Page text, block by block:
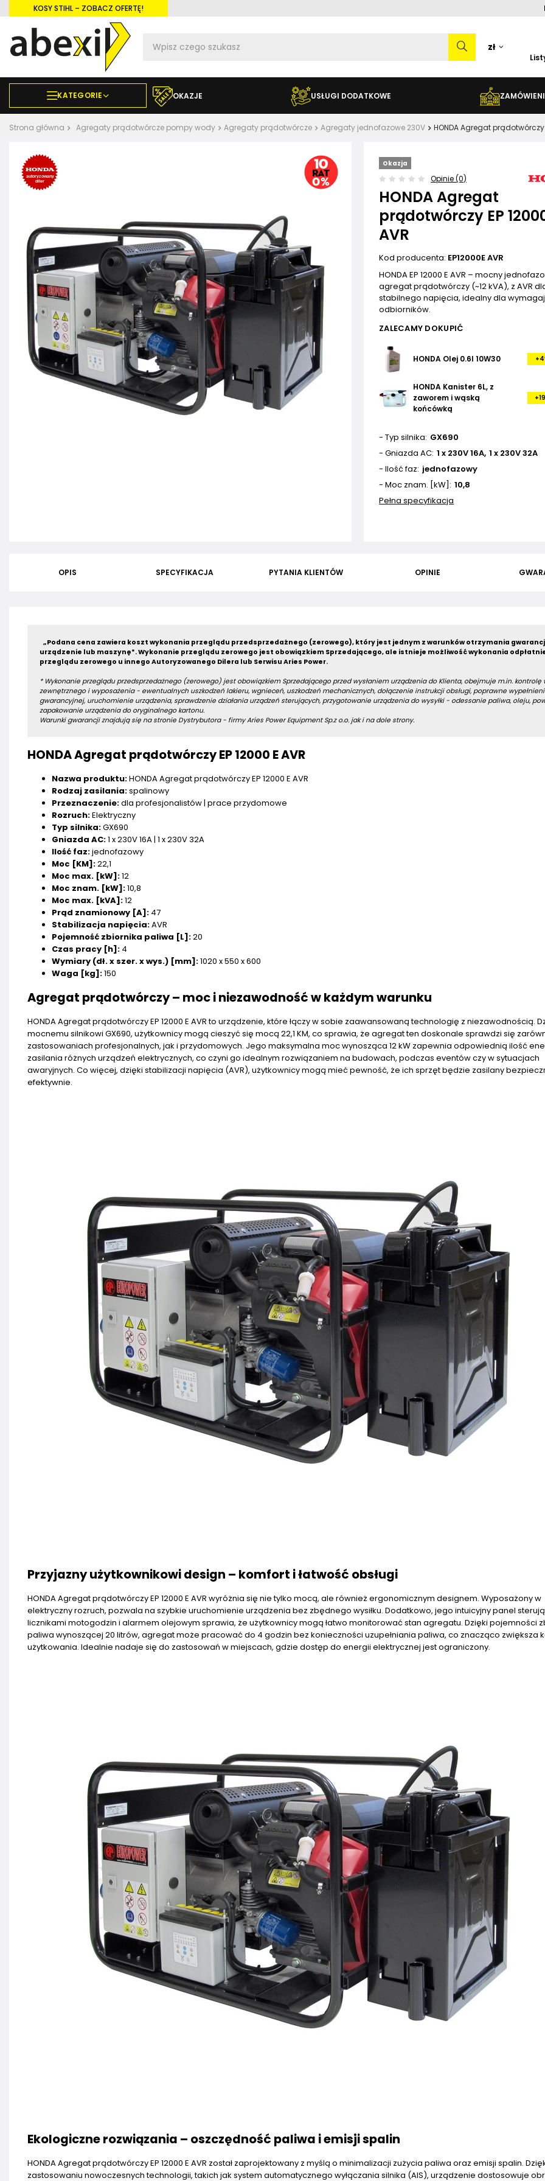
KOSY STIHL – ZOBACZ OFERTĘ!
zł
KATEGORIE OKAZJE USŁUGI DODATKOWE
Strona główna Agregaty prądotwórcze pompy wody Agregaty prądotwórcze Agregaty jednofazowe 230V HONDA Agregat prądotwórczy
Okazja
Opinie (0)
HONDA Agregat
prądotwórczy EP
AVR
Kod producenta: EP12000E AVR
HONDA EP 12000 E AVR – mocny
agregat prądotwórczy (~12 kVA), z AVR
stabilnego napięcia, idealny dla
odbiorników.
ZALECAMY DOKUPIĆ
HONDA Olej 0.6l 10W30
HONDA Kanister 6L, z
zaworem i wąską
końcówką
- Typ silnika GX690
- Gniazda AC 1 x 230V 16A 1 x 230V 32A
- Ilość faz jednofazowy
- Moc znam. [kW]
10,8
Pełna specyfikacja
OPIS SPECYFIKACJA PYTANIA KLIENTÓW OPINIE
„Podana cena zawiera koszt wykonania przeglądu przedsprzedażnego (zerowego), który jest jednym z warunków otrzymania
urządzenie lub maszynę*.Wykonanie przeglądu zerowego jest obowiązkiem Sprzedającego, ale istnieje możliwość wykonania
przeglądu zerowego u innego Autoryzowanego Dilera lub Serwisu Aries Power.
* Wykonanie przeglądu przedsprzedażnego (zerowego) jest obowiązkiem Sprzedającego przed wysłaniem urządzenia do Klienta, obejmuje m.in. kontrolę
zewnętrznego i wyposażenia - ewentualnych uszkodzeń lakieru, wgnieceń, uszkodzeń mechanicznych, dołączenie instrukcji obsługi, poprawne
gwarancyjnej, uruchomienie urządzenia, sprawdzenie działania urządzeń sterujących, przygotowanie urządzenia do wysyłki - odessanie paliwa, oleju,
zapakowanie urządzenia do oryginalnego kartonu.
Warunki gwarancji znajdują się na stronie Dystrybutora - firmy Aries Power Equipment Sp.z o.o. jak i na dole strony.
HONDA Agregat prądotwórczy EP 12000 E AVR
Nazwa produktu:HONDA Agregat prądotwórczy EP 12000 E AVR
Rodzaj zasilania:spalinowy
Przeznaczenie:dla profesjonalistów | prace przydomowe
Rozruch:Elektryczny
Typ silnika:GX690
Gniazda AC:1 x 230V 16A | 1 x 230V 32A
Ilość faz:jednofazowy
Moc [KM]:22,1
Moc max. [kW]:12
Moc znam. [kW]:10,8
Moc max. [kVA]:12
Prąd znamionowy [A]: 47
Stabilizacja napięcia:AVR
Pojemność zbiornika paliwa [L]:20
Czas pracy [h]: 4
Wymiary (dł. x szer. x wys.) [mm]:1020 x 550 x 600
Waga [kg]:150
Agregat prądotwórczy – moc i niezawodność w każdym warunku
HONDA Agregat prądotwórczy EP 12000 E AVR to urządzenie, które łączy w sobie zaawansowaną technologię z niezawodnością.
mocnemu silnikowi GX690, użytkownicy mogą cieszyć się mocą 22,1 KM, co sprawia, że agregat ten doskonale sprawdzi się
zastosowaniach profesjonalnych, jak i przydomowych. Jego maksymalna moc wynosząca 12 kW zapewnia odpowiednią ilość
zasilania różnych urządzeń elektrycznych, co czyni go idealnym rozwiązaniem na budowach, podczas eventów czy w sytuacjach
awaryjnych. Co więcej, dzięki stabilizacji napięcia (AVR), użytkownicy mogą mieć pewność, że ich sprzęt będzie zasilany
efektywnie.
Przyjazny użytkownikowi design – komfort i łatwość obsługi
HONDA Agregat prądotwórczy EP 12000 E AVR wyróżnia się nie tylko mocą, ale również ergonomicznym designem. Wyposażony w
elektryczny rozruch, pozwala na szybkie uruchomienie urządzenia bez zbędnego wysiłku. Dodatkowo, jego intuicyjny panel
licznikami motogodzin i alarmem olejowym sprawia, że użytkownicy mogą łatwo monitorować stan agregatu. Dzięki pojemności
paliwa wynoszącej 20 litrów, agregat może pracować do 4 godzin bez konieczności uzupełniania paliwa, co znacząco zwiększa
użytkowania. Idealnie nadaje się do zastosowań w miejscach, gdzie dostęp do energii elektrycznej jest ograniczony.
Ekologiczne rozwiązania – oszczędność paliwa i emisji spalin
HONDA Agregat prądotwórczy EP 12000 E AVR został zaprojektowany z myślą o minimalizacji zużycia paliwa oraz emisji spalin.
zastosowaniu nowoczesnych technologii, takich jak system automatycznego wyłączania silnika (AIS), urządzenie dostosowuje